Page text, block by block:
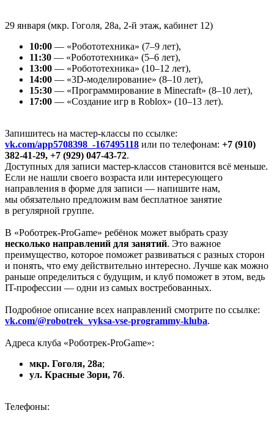
29 января (мкр. Гоголя, 28а, 2-й этаж, кабинет 12)
10:00 — «Робототехника» (7–9 лет),
11:30 — «Робототехника» (5–6 лет),
13:00 — «Робототехника» (10–12 лет),
14:00 — «3D-моделирование» (8–10 лет),
15:30 — «Программирование в Minecraft» (8–10 лет),
17:00 — «Создание игр в Roblox» (10–13 лет).
Запишитесь на мастер-классы по ссылке:
vk.com/app5708398_-167495118 или по телефонам: +7 (910)
382-41-29, +7 (929) 047-43-72.
Доступных для записи мастер-классов становится всё меньше.
Если не нашли своего возраста или интересующего
направления в форме для записи — напишите нам,
мы обязательно предложим вам бесплатное занятие
в регулярной группе.
В «Роботрек-ProGame» ребёнок может выбрать сразу
несколько направлений для занятий. Это важное
преимущество, которое поможет развиваться с разных сторон
и понять, что ему действительно интересно. Лучше как можно
раньше определиться с будущим, и клуб поможет в этом, ведь
IT-профессии — одни из самых востребованных.
Подробное описание всех направлений смотрите по ссылке:
vk.com/@robotrek_vyksa-vse-programmy-kluba.
Адреса клуба «Роботрек-ProGame»:
мкр. Гоголя, 28а;
ул. Красные Зори, 7б.
Телефоны: